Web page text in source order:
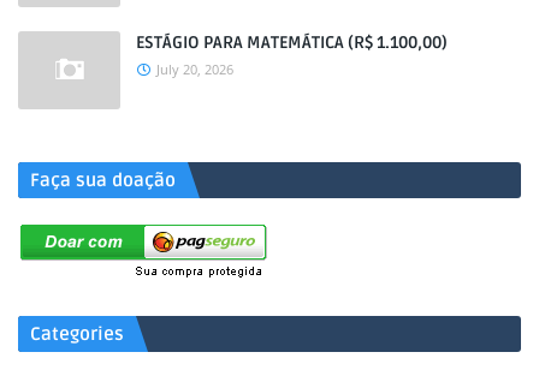
ESTÁGIO PARA MATEMÁTICA (R$ 1.100,00)
July 20, 2026
Faça sua doação
Categories